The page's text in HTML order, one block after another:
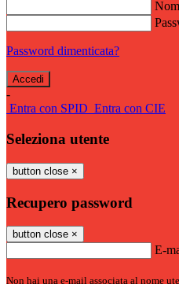
Password dimenticata?
-
Entra con SPID Entra con CIE
Seleziona utente
button close ×
Recupero password
button close ×
E-
Non hai una e-mail associata al nome